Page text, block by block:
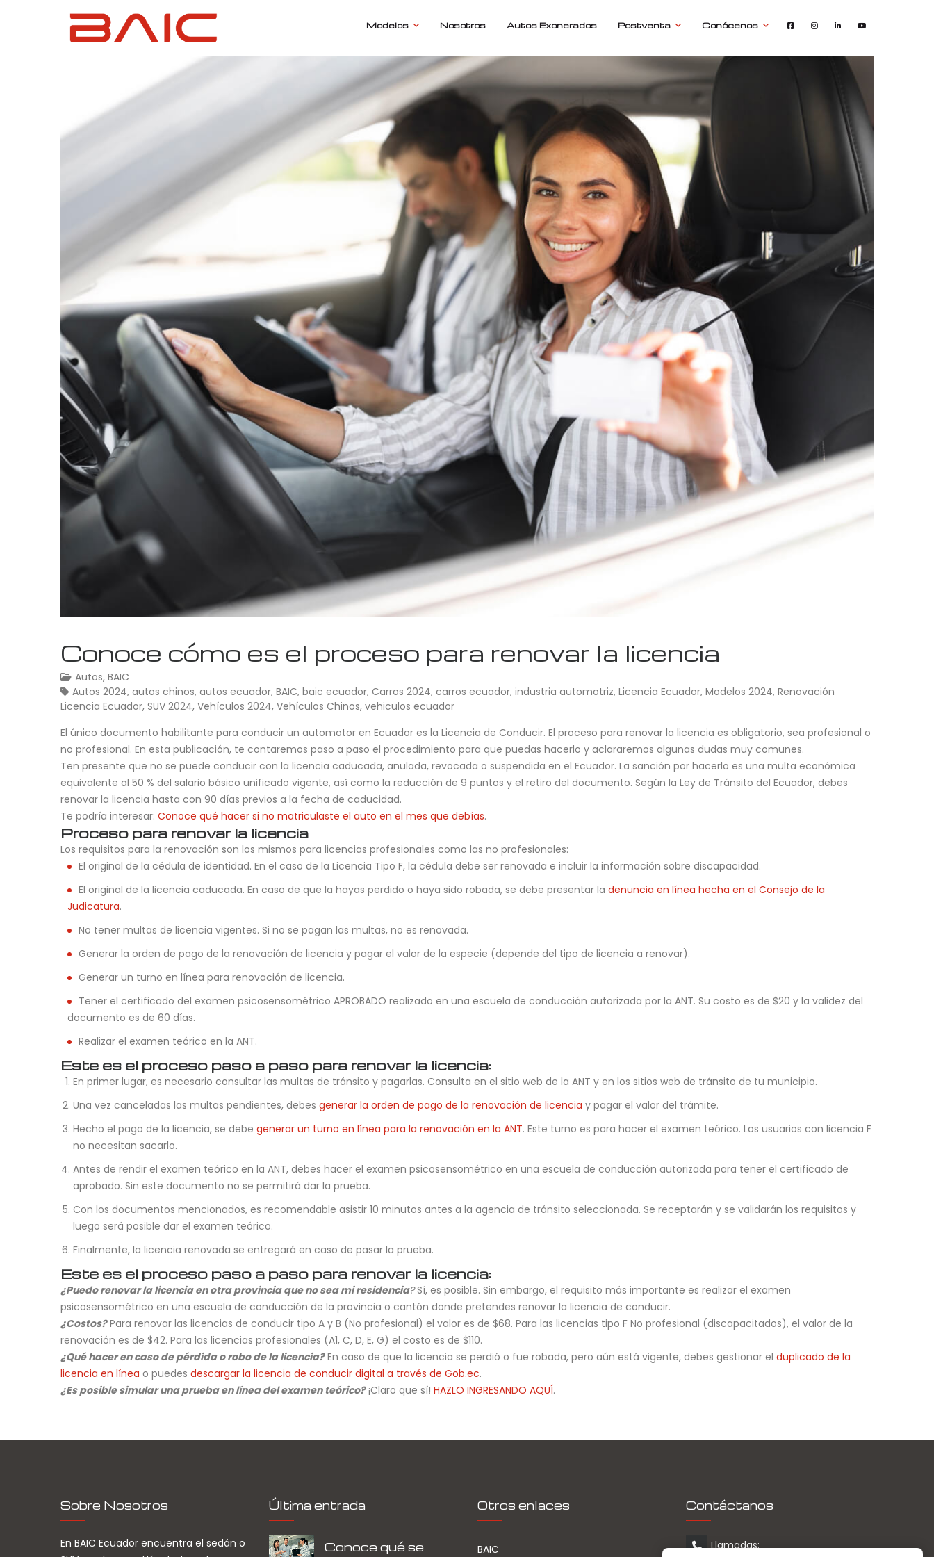
Modelos Nosotros Autos Exonerados Postventa Conócenos
Conoce cómo es el proceso para renovar la licencia
Autos, BAIC
Autos 2024, autos chinos, autos ecuador, BAIC, baic ecuador, Carros 2024, carros ecuador, industria automotriz, Licencia Ecuador, Modelos 2024, Renovación
Licencia Ecuador, SUV 2024, Vehículos 2024, Vehículos Chinos, vehiculos ecuador
El único documento habilitante para conducir un automotor en Ecuador es la Licencia de Conducir. El proceso para renovar la licencia es obligatorio, sea profesional o
no profesional. En esta publicación, te contaremos paso a paso el procedimiento para que puedas hacerlo y aclararemos algunas dudas muy comunes.
Ten presente que no se puede conducir con la licencia caducada, anulada, revocada o suspendida en el Ecuador. La sanción por hacerlo es una multa económica
equivalente al 50 % del salario básico unificado vigente, así como la reducción de 9 puntos y el retiro del documento. Según la Ley de Tránsito del Ecuador, debes
renovar la licencia hasta con 90 días previos a la fecha de caducidad.
Te podría interesar: Conoce qué hacer si no matriculaste el auto en el mes que debías.
Proceso para renovar la licencia
Los requisitos para la renovación son los mismos para licencias profesionales como las no profesionales:
El original de la cédula de identidad. En el caso de la Licencia Tipo F, la cédula debe ser renovada e incluir la información sobre discapacidad.
El original de la licencia caducada. En caso de que la hayas perdido o haya sido robada, se debe presentar la denuncia en línea hecha en el Consejo de la
Judicatura.
No tener multas de licencia vigentes. Si no se pagan las multas, no es renovada.
Generar la orden de pago de la renovación de licencia y pagar el valor de la especie (depende del tipo de licencia a renovar).
Generar un turno en línea para renovación de licencia.
Tener el certificado del examen psicosensométrico APROBADO realizado en una escuela de conducción autorizada por la ANT. Su costo es de $20 y la validez del
documento es de 60 días.
Realizar el examen teórico en la ANT.
Este es el proceso paso a paso para renovar la licencia:
En primer lugar, es necesario consultar las multas de tránsito y pagarlas. Consulta en el sitio web de la ANT y en los sitios web de tránsito de tu municipio.
Una vez canceladas las multas pendientes, debesgenerar la orden de pago de la renovación de licencia y pagar el valor del trámite.
Hecho el pago de la licencia, se debegenerar un turno en línea para la renovación en la ANT. Este turno es para hacer el examen teórico. Los usuarios con licencia F
no necesitan sacarlo.
Antes de rendir el examen teórico en la ANT, debes hacer el examen psicosensométrico en una escuela de conducción autorizada para tener el certificado de
aprobado. Sin este documento no se permitirá dar la prueba.
Con los documentos mencionados, es recomendable asistir 10 minutos antes a la agencia de tránsito seleccionada. Se receptarán y se validarán los requisitos y
luego será posible dar el examen teórico.
Finalmente, la licencia renovada se entregará en caso de pasar la prueba.
Este es el proceso paso a paso para renovar la licencia:
¿Puedo renovar la licencia en otra provincia que no sea mi residencia?Sí, es posible. Sin embargo, el requisito más importante es realizar el examen
psicosensométrico en una escuela de conducción de la provincia o cantón donde pretendes renovar la licencia de conducir.
¿Costos?Para renovar las licencias de conducir tipo A y B (No profesional) el valor es de $68. Para las licencias tipo F No profesional (discapacitados), el valor de la
renovación es de $42. Para las licencias profesionales (A1, C, D, E, G) el costo es de $110.
¿Qué hacer en caso de pérdida o robo de la licencia?En caso de que la licencia se perdió o fue robada, pero aún está vigente, debes gestionar el duplicado de la
licencia en línea o puedes descargar la licencia de conducir digital a través de Gob.ec.
¿Es posible simular una prueba en línea del examen teórico?¡Claro que sí! HAZLO INGRESANDO AQUÍ.
Sobre Nosotros
En BAIC Ecuador encuentra el sedán o
Última entrada
Conoce qué se
Otros enlaces
BAIC
Contáctanos
Llamadas: